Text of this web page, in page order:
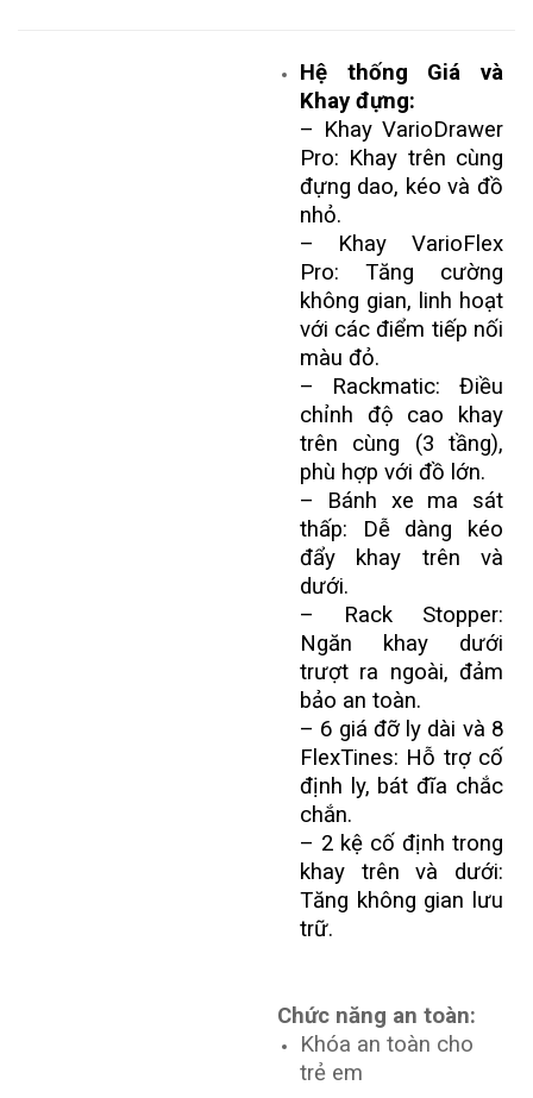
Hệ thống Giá và
Khay đựng:
– Khay VarioDrawer
Pro: Khay trên cùng
đựng dao, kéo và đồ
nhỏ.
– Khay VarioFlex
Pro: Tăng cường
không gian, linh hoạt
với các điểm tiếp nối
màu đỏ.
– Rackmatic: Điều
chỉnh độ cao khay
trên cùng (3 tầng),
phù hợp với đồ lớn.
– Bánh xe ma sát
thấp: Dễ dàng kéo
đẩy khay trên và
dưới.
– Rack Stopper:
Ngăn khay dưới
trượt ra ngoài, đảm
bảo an toàn.
– 6 giá đỡ ly dài và 8
FlexTines: Hỗ trợ cố
định ly, bát đĩa chắc
chắn.
– 2 kệ cố định trong
khay trên và dưới:
Tăng không gian lưu
trữ.
Chức năng an toàn:
Khóa an toàn cho
trẻ em